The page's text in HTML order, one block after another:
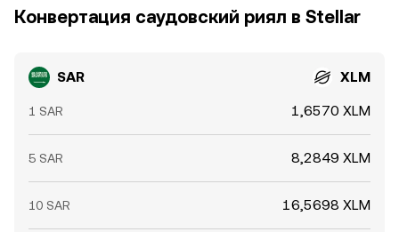
Конвертация саудовский риял в Stellar
SAR XLM
1 SAR 1,6570 XLM
5 SAR 8,2849 XLM
10 SAR 16,5698 XLM